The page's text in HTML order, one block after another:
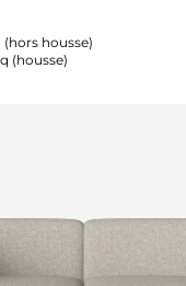
(hors housse)
(housse)